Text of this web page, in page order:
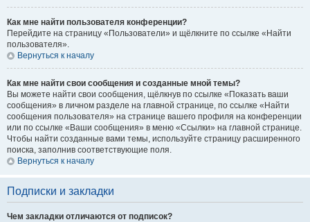
Как мне найти пользователя конференции?
Перейдите на страницу «Пользователи» и щёлкните по ссылке «Найти
пользователя».
Вернуться к началу
Как мне найти свои сообщения и созданные мной темы?
Вы можете найти свои сообщения, щёлкнув по ссылке «Показать ваши
сообщения» в личном разделе на главной странице, по ссылке «Найти
сообщения пользователя» на странице вашего профиля на конференции
или по ссылке «Ваши сообщения» в меню «Ссылки» на главной странице.
Чтобы найти созданные вами темы, используйте страницу расширенного
поиска, заполнив соответствующие поля.
Вернуться к началу
Подписки и закладки
Чем закладки отличаются от подписок?